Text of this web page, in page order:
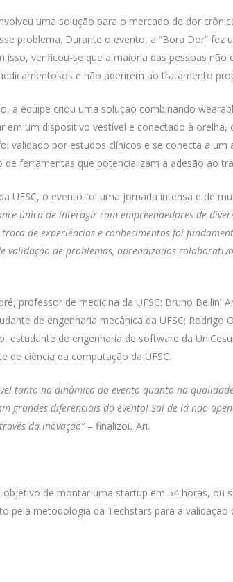
uma solução para o mercado de dor
problema. Durante o evento, a “Bora Dor”
isso, verificou-se que a maioria das pessoas
e não aderirem ao tratamento
a equipe criou uma solução combinando
em um dispositivo vestível e conectado à
validado por estudos clínicos e se conecta a
ferramentas que potencializam a adesão ao
UFSC, o evento foi uma jornada intensa e de
única de interagir com empreendedores de
de experiências e conhecimentos foi
de problemas, aprendizados
professor de medicina da UFSC; Bruno Bellini
de engenharia mecânica da UFSC; Rodrigo
estudante de engenharia de software da
de ciência da computação da UFSC.
tanto na dinâmica do evento quanto na
grandes diferenciais do evento! Saí de lá não
da inovação”– finalizou Ari.
de montar uma startup em 54 horas, ou
pela metodologia da Techstars para a